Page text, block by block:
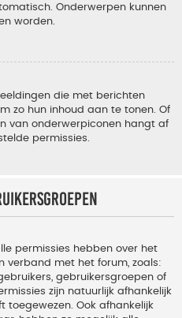
Onderwerpen kunnen
worden.
die met berichten
zo hun inhoud aan te tonen. Of
van onderwerpiconen hangt af
permissies.
permissies hebben over het
verband met het forum, zoals:
gebruikersgroepen of
zijn natuurlijk afhankelijk
toegewezen. Ook afhankelijk